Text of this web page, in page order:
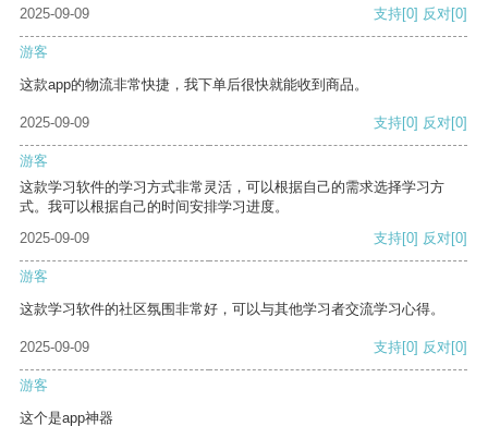
2025-09-09
支持[0] 反对[0]
游客
这款app的物流非常快捷，我下单后很快就能收到商品。
2025-09-09 支持[0] 反对[0]
游客
这款学习软件的学习方式非常灵活，可以根据自己的需求选择学习方
式。我可以根据自己的时间安排学习进度。
2025-09-09
支持[0] 反对[0]
游客
这款学习软件的社区氛围非常好，可以与其他学习者交流学习心得。
2025-09-09 支持[0] 反对[0]
游客
这个是app神器